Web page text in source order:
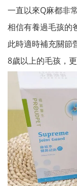
一直以來Q麻都非
相信有養過毛孩的
此時適時補充關節
8歲以上的毛孩，